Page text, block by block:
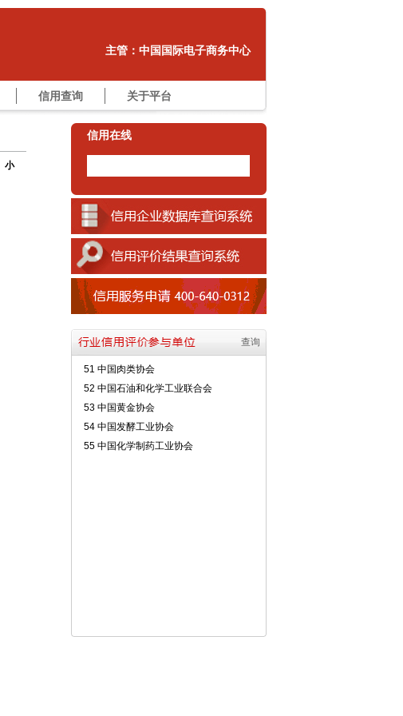
主管：中国国际电子商务中心
信用查询 关于平台
小
信用在线
查询
34 中国渔业协会
36 中国印刷技术协会
37 中国林业机械协会
39 中国耐火材料行业协会
40 中国通信企业协会
41 中国电子元件行业协会
42 中国教育装备行业协会
43 中国纺织品商业协会
44 中国机电装备维修与改造技术协会
45 中国饮料工业协会
46 中国机械工业企业管理协会
47 中国物流与采购联合会
48 中国建材市场协会
49 中国木材与木制品流通协会
50 中国食品工业协会
51 中国肉类协会
52 中国石油和化学工业联合会
53 中国黄金协会
54 中国发酵工业协会
55 中国化学制药工业协会
65 中国建筑卫生陶瓷协会